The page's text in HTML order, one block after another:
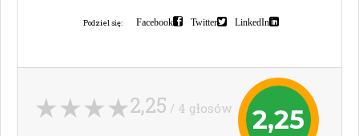
Podziel się: Facebook Twitter LinkedIn
2,25
2,25 / 4 głosów